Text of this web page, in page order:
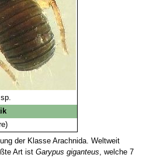
der Klasse Arachnida. Weltweit
Art ist Garypus giganteus, welche 7